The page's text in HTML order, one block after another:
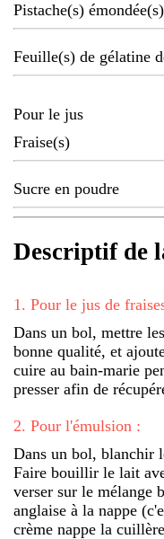
Pistache(s) émondée(s)
Feuille(s) de gélatine
Pour le jus
Fraise(s)
Sucre en poudre
Descriptif de
1 . Pour le jus de
Dans un bol, mettre
bonne qualité, et
cuire au bain-marie
presser afin de
2. Pour l'émulsion :
Dans un bol, blanchir
Faire bouillir le lait
verser sur le mélange
anglaise à la nappe
crème nappe la